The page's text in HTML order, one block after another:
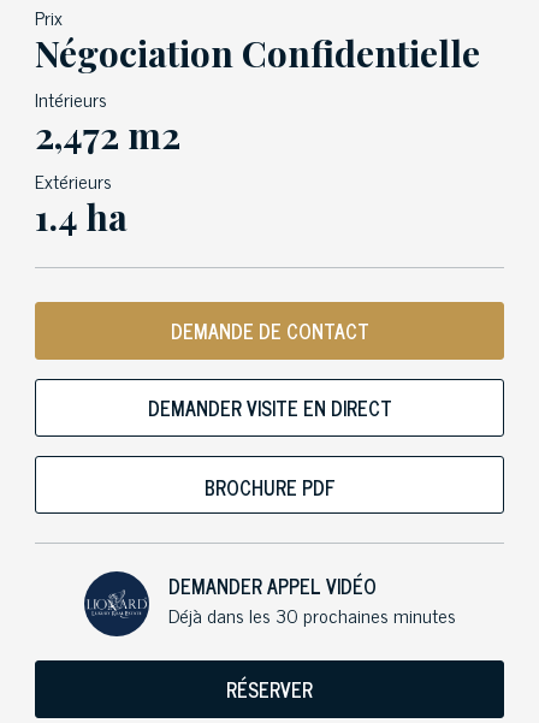
Prix
Négociation Confidentielle
Intérieurs
2,472 m2
Extérieurs
1.4 ha
DEMANDE DE CONTACT
DEMANDER VISITE EN DIRECT
BROCHURE PDF
DEMANDER APPEL VIDÉO
Déjà dans les 30 prochaines minutes
RÉSERVER